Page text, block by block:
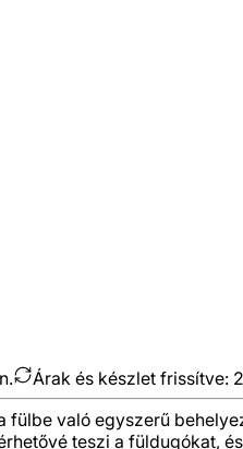
Árak és készlet frissítve:
fülbe való egyszerű
teszi a füldugókat,